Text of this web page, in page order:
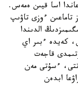
اسا قيىن ەمەس.
ءوزى تاۋىپ
الدىندا
بۇلاققا بارمايدى. 10-15 كۇن، كەيدە ءبىر اي
قاجەت
ءسۇتى مەن
ابدەن